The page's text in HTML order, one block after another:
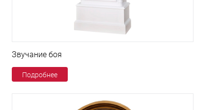
Звучание боя
Подробнее